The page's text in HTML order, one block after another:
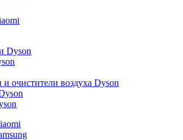
Dyson
очистители воздуха Dyson